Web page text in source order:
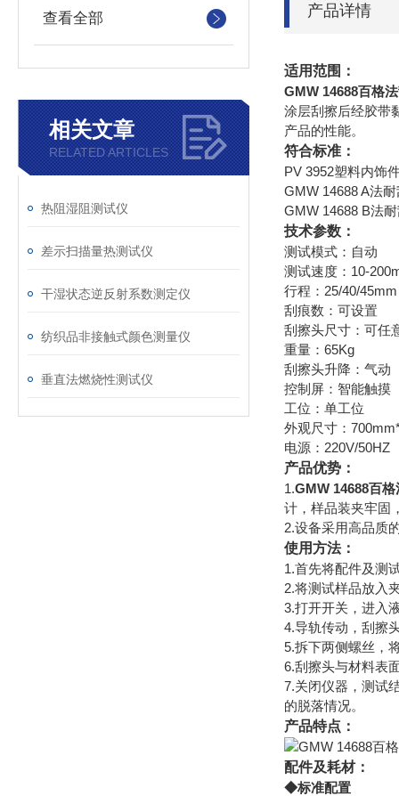
查看全部
相关文章
RELATED ARTICLES
热阻湿阻测试仪
差示扫描量热测试仪
干湿状态逆反射系数测定仪
纺织品非接触式颜色测量仪
垂直法燃烧性测试仪
产品详情
适用范围：
GMW 14688百格
涂层刮擦后经胶带
产品的性能。
符合标准：
PV 3952塑料内饰
GMW 14688 A法
GMW 14688 B法
技术参数：
测试模式：自动
测试速度：10-
行程：25/40/45mm
刮痕数：可设置
刮擦头尺寸：可任
重量：65Kg
刮擦头升降：气动
控制屏：智能触摸
工位：单工位
外观尺寸：
电源：220V/50HZ
产品优势：
1.GMW 14688百
计，样品装夹牢固
2.设备采用高品质
使用方法：
1.首先将配件及测
2.将测试样品放入
3.打开开关，进入
4.导轨传动，刮擦
5.拆下两侧螺丝，
6.刮擦头与材料表
7.关闭仪器，测试
的脱落情况。
产品特点：
配件及耗材：
◆标准配置